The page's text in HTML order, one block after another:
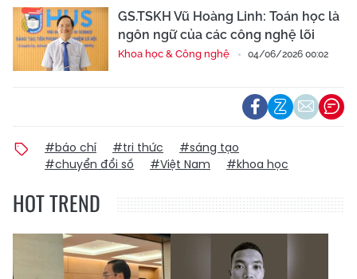
GS.TSKH Vũ Hoàng Linh: Toán học là
ngôn ngữ của các công nghệ lõi
Khoa học & Công nghệ 04/06/2026 00:02
#báo chí #tri thức
#sáng tạo
#chuyển đổi số
#Việt Nam #khoa học
HOT TREND